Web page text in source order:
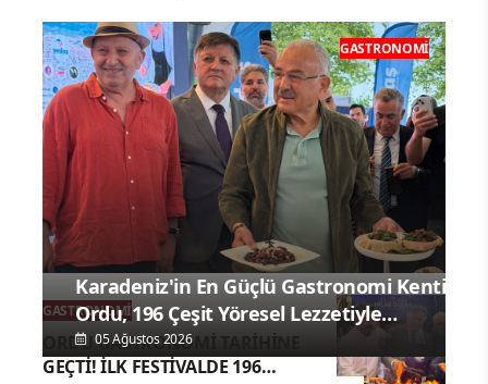
Karadeniz'in En Güçlü Gastronomi Kenti
Ordu, 196 Çeşit Yöresel Lezzetiyle
UNESCO Yolunda Emin Adımlarla
İlerliyor
05 Ağustos 2026
GASTRONOMI
GASTRONOMI
ORDU GASTRONOMİ TARİHİNE
GEÇTİ! İLK FESTİVALDE 196